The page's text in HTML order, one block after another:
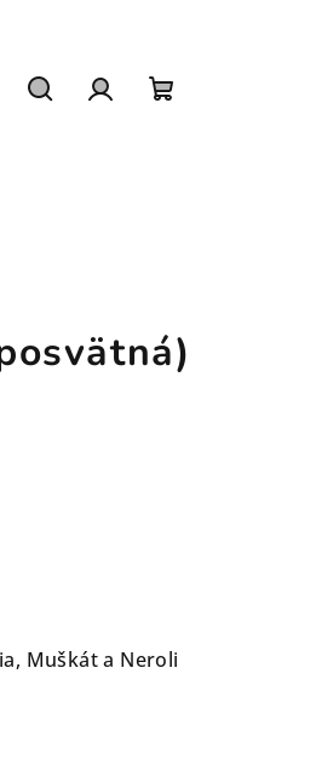
Muškát a Neroli